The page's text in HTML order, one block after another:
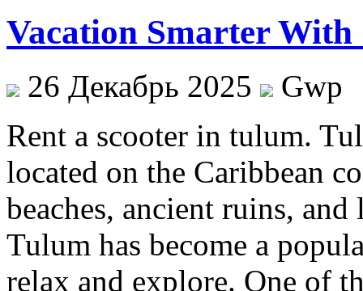
Vacation Smarter With
26 Декабрь 2025
Gwp
Rent a scooter in tulum.
located on the Caribbean
beaches, ancient ruins,
Tulum has become a
relax and explore. One of